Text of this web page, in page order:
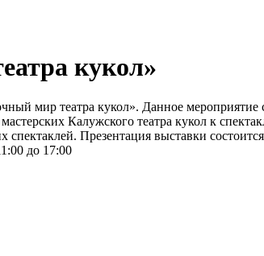
кукол»
мир театра кукол». Данное
Калужского театра кукол к
Презентация выставки
до 17:00